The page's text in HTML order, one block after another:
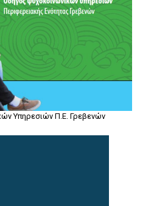
Υπηρεσιών Π.Ε. Γρεβενών